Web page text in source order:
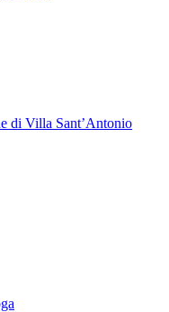
di Villa Sant’Antonio